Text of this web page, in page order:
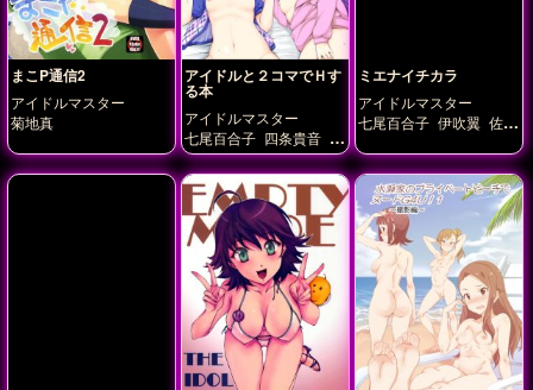
まこP通信2
アイドルマスター
菊地真
アイドルと２コマでＨす
る本
アイドルマスター
七尾百合子 四条貴音 堀
裕子 月岡恋鐘 望月杏
奈 杜野凛世 桑山千雪
森久保乃々 砂塚あきら
豊川風花 風野灯織
鷹富
士茄子
ミエナイチカラ
アイドルマスター
七尾百合子 伊吹翼 佐竹
子 島原エレナ 所恵美
春日未来 最上静香 望月
杏奈 横山奈緒 田中琴
葉 白石紬 矢吹可奈
箱
崎星梨花